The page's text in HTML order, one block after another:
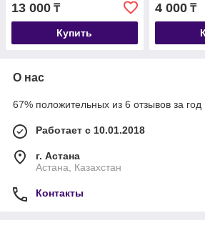
13 000 ₸
Купить
4 000₸
О нас
67% положительных из 6 отзывов за год
Работает с 10.01.2018
г. Астана
Астана, Казахстан
Контакты